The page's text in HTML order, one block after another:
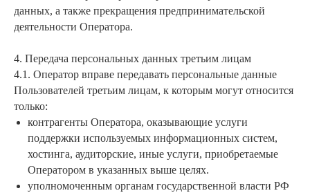
данных, а также прекращения предпринимательской
деятельности Оператора.
4. Передача персональных данных третьим лицам
4.1. Оператор вправе передавать персональные данные
Пользователей третьим лицам, к которым могут относится
только:
контрагенты Оператора, оказывающие услуги
поддержки используемых информационных систем,
хостинга, аудиторские, иные услуги, приобретаемые
Оператором в указанных выше целях.
уполномоченным органам государственной власти РФ